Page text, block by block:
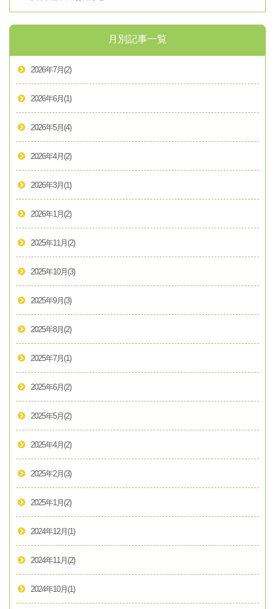
月別記事一覧
2026年7月 (2)
2026年6月 (1)
2026年5月 (4)
2026年4月 (2)
2026年3月 (1)
2026年1月 (2)
2025年11月 (2)
2025年10月 (3)
2025年9月 (3)
2025年8月 (2)
2025年7月 (1)
2025年6月 (2)
2025年5月 (2)
2025年4月 (2)
2025年2月 (3)
2025年1月 (2)
2024年12月 (1)
2024年11月 (2)
2024年10月 (1)